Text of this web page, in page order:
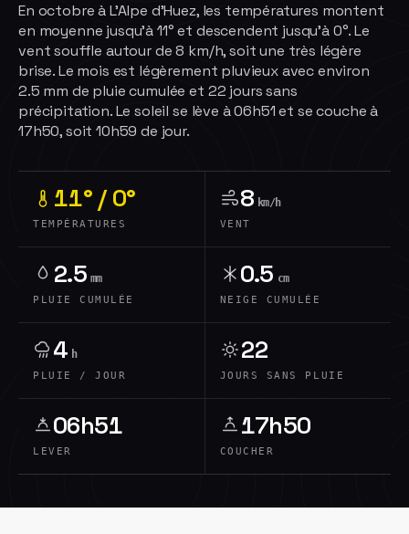
En octobre à L'Alpe d'Huez, les températures montent
en moyenne jusqu'à 11° et descendent jusqu'à 0°. Le
vent souffle autour de 8 km/h, soit une très légère
brise. Le mois est légèrement pluvieux avec environ
2.5 mm de pluie cumulée et 22 jours sans
précipitation. Le soleil se lève à 06h51 et se couche à
17h50, soit 10h59 de jour.
11° / 0°
TEMPÉRATURES
8 km/h
VENT
2.5 mm
PLUIE CUMULÉE
0.5 cm
NEIGE CUMULÉE
4 h
PLUIE / JOUR
22
JOURS SANS PLUIE
06h51
LEVER
17h50
COUCHER